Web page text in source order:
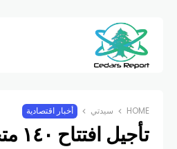
HOME سيدتي أخبار اقتصادية
تأجيل افتتاح ١٤٠ متجراً الى اذار